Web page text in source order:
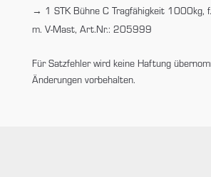
1 STK Bühne C Tragfähigkeit
m. V-Mast, Art.Nr.: 205999
Für Satzfehler wird keine Haftung
Änderungen vorbehalten.